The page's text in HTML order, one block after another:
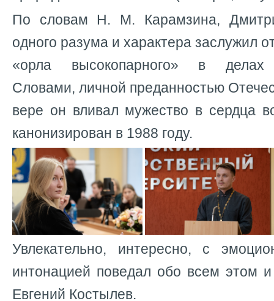
По словам Н. М. Карамзина,
одного разума и характера заслужил
«орла высокопарного» в делах
Словами, личной преданностью
вере он вливал мужество в сердца
канонизирован в 1988 году.
Увлекательно, интересно, с
интонацией поведал обо всем этом
Евгений Костылев.